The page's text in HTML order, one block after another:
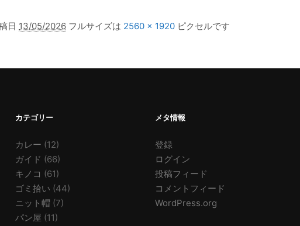
日 13/05/2026 フルサイズは 2560 × 1920 ピクセルです
カテゴリー
カレー (12)
ガイド (66)
キノコ (61)
ゴミ拾い (44)
ニット帽 (7)
パン屋 (11)
メタ情報
登録
ログイン
投稿フィード
コメントフィード
WordPress.org